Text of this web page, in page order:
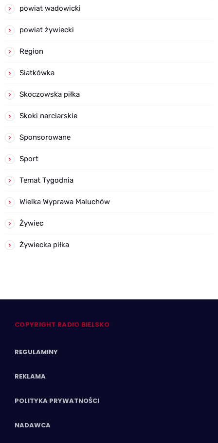
powiat wadowicki
powiat żywiecki
Region
Siatkówka
Skoczowska piłka
Skoki narciarskie
Sponsorowane
Sport
Temat Tygodnia
Wielka Wyprawa Maluchów
Żywiec
Żywiecka piłka
COPYRIGHT RADIO BIELSKO
REGULAMINY
REKLAMA
POLITYKA PRYWATNOŚCI
NADAWCA